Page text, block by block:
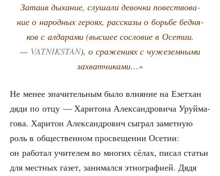
Зата­ив дыха­ние, слу­ша­ли девоч­ки повест­во­ва­
ние о народ­ных геро­ях, рас­ска­зы о борь­бе бед­ня­
ков с алда­ра­ми (выс­шее сосло­вие в Осе­тии.
— VATNIKSTAN), о сра­же­ни­ях с чуже­зем­ны­ми
захватчиками…»
Не менее зна­чи­тель­ным было вли­я­ние на Езет­хан
дяди по отцу — Хари­то­на Алек­сан­дро­ви­ча Уруй­ма­
го­ва. Хари­тон Алек­сан­дро­вич сыг­рал замет­ную
роль в обще­ствен­ном про­све­ще­нии Осе­тии:
он рабо­тал учи­те­лем во мно­гих сёлах, писал ста­тьи
для мест­ных газет, зани­мал­ся этно­гра­фи­ей. Дядя